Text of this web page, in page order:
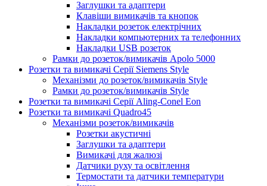
Заглушки та адаптери
Клавіши вимикачів та кнопок
Накладки розеток електрічних
Накладки компьютерних та телефонних
Накладки USB розеток
Рамки до розеток/вимикачів Apolo 5000
Розетки та вимикачі Серії Siemens Style
Механізми до розеток/вимикачів Style
Рамки до розеток/вимикачів Style
Розетки та вимикачі Серії Aling-Conel Eon
Розетки та вимикачі Quadro45
Механізми розеток/вимикачів
Розетки акустичні
Заглушки та адаптери
Вимикачі для жалюзі
Датчики руху та освітлення
Термостати та датчики температури